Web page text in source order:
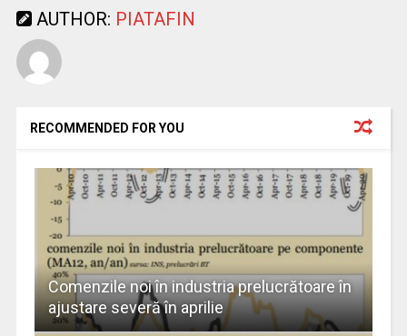
AUTHOR: PIATAFIN
RECOMMENDED FOR YOU
Comenzile noi în industria prelucrătoare în
ajustare severă în aprilie